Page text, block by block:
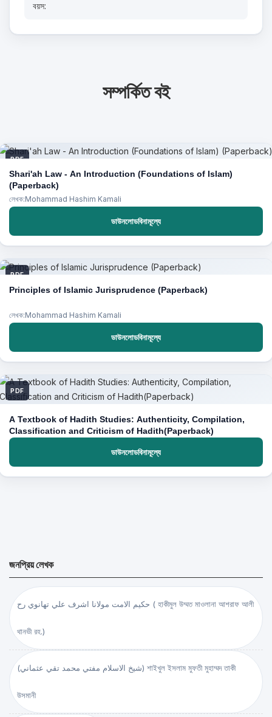
বয়স:
সম্পর্কিত বই
PDF
Shari'ah Law - An Introduction (Foundations of Islam)
(Paperback)
লেখক:Mohammad Hashim Kamali
ডাউনলোডবিনামূল্যে
PDF
Principles of Islamic Jurisprudence (Paperback)
লেখক:Mohammad Hashim Kamali
ডাউনলোডবিনামূল্যে
PDF
A Textbook of Hadith Studies: Authenticity, Compilation,
Classification and Criticism of Hadith(Paperback)
ডাউনলোডবিনামূল্যে
জনপ্রিয় লেখক
حكيم الامت مولانا اشرف علي تهانوي رح ( হাকীমুল উম্মত মাওলানা আশরাফ আলী
থানভী রহ.)
(شيخ الاسلام مفتي محمد تقي عثماني) শাইখুল ইসলাম মুফতী মুহাম্মদ তাকী
উসমানী